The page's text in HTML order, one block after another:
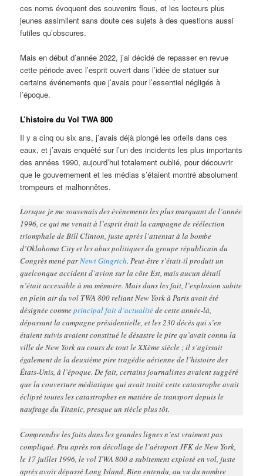
ces noms évoquent des souvenirs flous, et les lecteurs plus
jeunes assimilent sans doute ces sujets à des questions aussi
futiles qu’obscures.
Mais en début d’année 2022, j’ai décidé de repasser en revue
cette période avec l’esprit ouvert dans l’idée de statuer sur
certains événements que j’avais pour l’essentiel négligés à
l’époque.
L’histoire du Vol TWA 800
Il y a cinq ou six ans, j’avais déjà plongé les orteils dans ces
eaux, et j’avais enquêté sur l’un des incidents les plus importants
des années 1990, aujourd’hui totalement oublié, pour découvrir
que le gouvernement et les médias s’étaient montré absolument
trompeurs et malhonnêtes.
Lorsque je me souvenais des événements les plus marquant de l’année
1996, ce qui me venait à l’esprit était la campagne de réélection
triomphale de Bill Clinton, juste après l’attentat à la bombe
d’Oklahoma City et les abus politiques du groupe républicain du
Congrès mené parNewt Gingrich. Peut-être s’était-il produit un
quelconque accident d’avion sur la côte Est, mais aucun détail
n’était accessible à ma mémoire. Mais dans les fait, l’explosion subite
en plein air du vol TWA 800 reliant New York à Paris avait été
désignée commeprincipal fait d’actualitéde cette année-là,
dépassant la campagne présidentielle, et les 230 décès qui s’en
étaient suivis avaient constitué le désastre le pire qu’avait connu la
ville de New York au cours de tout le XXème siècle ; il s’agissait
également de la deuxième pire tragédie aérienne de l’histoire des
États-Unis, à l’époque. De fait, certains journalistes avaient suggéré
que la couverture médiatique qui avait traité cette catastrophe avait
éclipsé toutes les catastrophes en matière de transport depuis le
naufrage du Titanic, presque un siècle plus tôt.
Comprendre les faits dans les grandes lignes n’est vraiment pas
compliqué. Peu après son décollage de l’aéroport JFK de New York,
le 17 juillet 1996, le vol TWA 800 a subitement explosé en vol, juste
après avoir dépassé Long Island. Bien entendu, au vu du nombre